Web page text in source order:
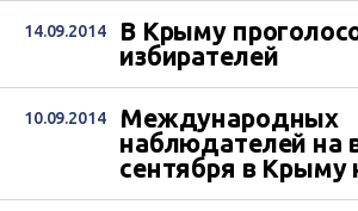
14.09.2014
В Крыму
избирателей
10.09.2014
Международных
наблюдателей на
сентября в Крыму